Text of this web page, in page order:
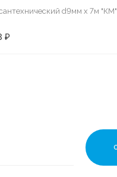
d9мм х 7м "КМ"
₽